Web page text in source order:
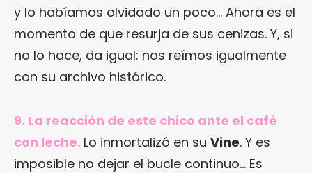
y lo habíamos olvidado un poco… Ahora es el
momento de que resurja de sus cenizas. Y, si
no lo hace, da igual: nos reímos igualmente
con su archivo histórico.
9. La reacción de este chico ante el café
con leche. Lo inmortalizó en su Vine. Y es
imposible no dejar el bucle continuo… Es